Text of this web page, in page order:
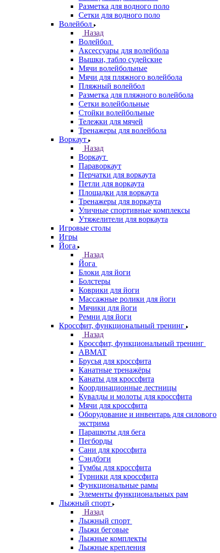
Разметка для водного поло
Сетки для водного поло
Волейбол
Назад
Волейбол
Аксессуары для волейбола
Вышки, табло судейские
Мячи волейбольные
Мячи для пляжного волейбола
Пляжный волейбол
Разметка для пляжного волейбола
Сетки волейбольные
Стойки волейбольные
Тележки для мячей
Тренажеры для волейбола
Воркаут
Назад
Воркаут
Параворкаут
Перчатки для воркаута
Петли для воркаута
Площадки для воркаута
Тренажеры для воркаута
Уличные спортивные комплексы
Утяжелители для воркаута
Игровые столы
Игры
Йога
Назад
Йога
Блоки для йоги
Болстеры
Коврики для йоги
Массажные ролики для йоги
Мячики для йоги
Ремни для йоги
Кроссфит, функциональный тренинг
Назад
Кроссфит, функциональный тренинг
ABMAT
Брусья для кроссфита
Канатные тренажёры
Канаты для кроссфита
Координационные лестницы
Кувалды и молоты для кроссфита
Мячи для кроссфита
Оборудование и инвентарь для силового
экстрима
Парашюты для бега
Пегборды
Сани для кроссфита
Сэндбэги
Тумбы для кроссфита
Турники для кроссфита
Функциональные рамы
Элементы функциональных рам
Лыжный спорт
Назад
Лыжный спорт
Лыжи беговые
Лыжные комплекты
Лыжные крепления